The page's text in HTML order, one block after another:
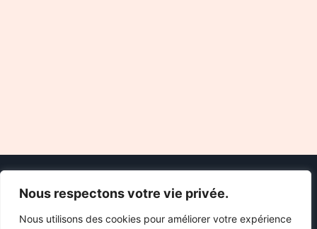
Nous respectons votre vie privée.
Nous utilisons des cookies pour améliorer votre expérience